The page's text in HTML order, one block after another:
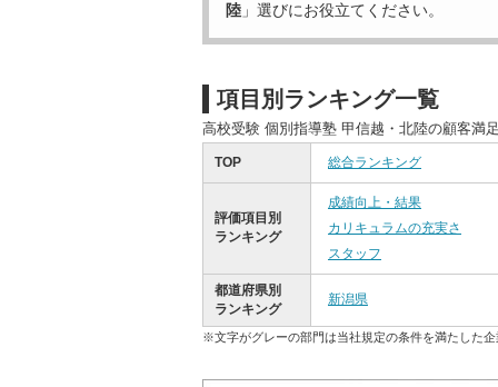
陸 」選びにお役立てください。
項目別ランキング一覧
高校受験 個別指導塾 甲信越・北陸の顧客満
TOP 総合ランキング
評価項目別
ランキング
成績向上・結果
カリキュラムの充実さ
スタッフ
都道府県別
ランキング
新潟県
※文字がグレーの部門は当社規定の条件を満たした